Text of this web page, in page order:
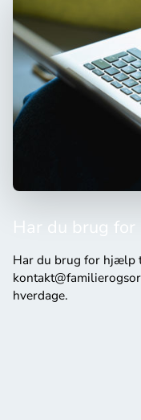
Har du brug
Har du brug for hjælp
hverdage.